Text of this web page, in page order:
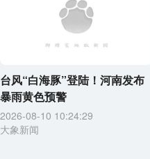
台风“白海豚”登陆！河南发布
暴雨黄色预警
2026-08-10 10:24:29
大象新闻